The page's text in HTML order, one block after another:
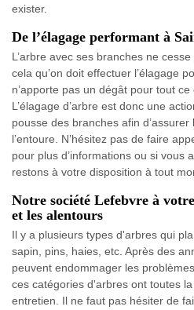
exister.
De l’élagage performant à
L’arbre avec ses branches ne
cela qu’on doit effectuer l’élagage
n’apporte pas un dégât pour tout
L’élagage d’arbre est donc une
pousse des branches afin
l’entoure. N’hésitez pas de faire
pour plus d’informations ou si vous
restons à votre disposition à tout
Notre société Lefebvre à
et les alentours
Il y a plusieurs types d'arbres qui
sapin, pins, haies, etc. Après des
peuvent endommager les
ces catégories d'arbres ont toutes
entretien. Il ne faut pas hésiter de